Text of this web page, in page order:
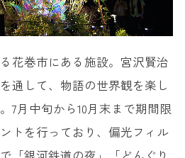
花巻市にある施設。宮沢賢治
通して、物語の世界観を楽し
7月中旬から10月末まで期間限
トを行っており、偏光フィル